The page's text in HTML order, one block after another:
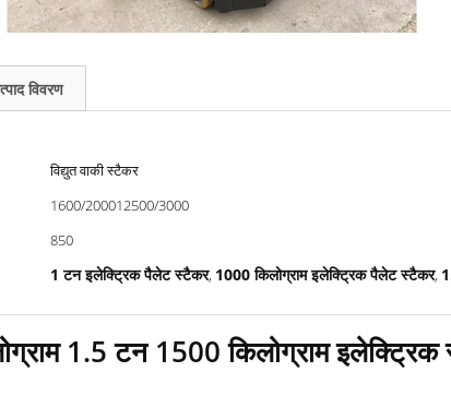
विवरण
विद्युत वाकी स्टैकर
1600/200012500/3000
850
1 टन इलेक्ट्रिक पैलेट स्टैकर, 1000 किलोग्राम इलेक्ट्रिक पैलेट स्टैकर,
1.5 टन 1500 किलोग्राम